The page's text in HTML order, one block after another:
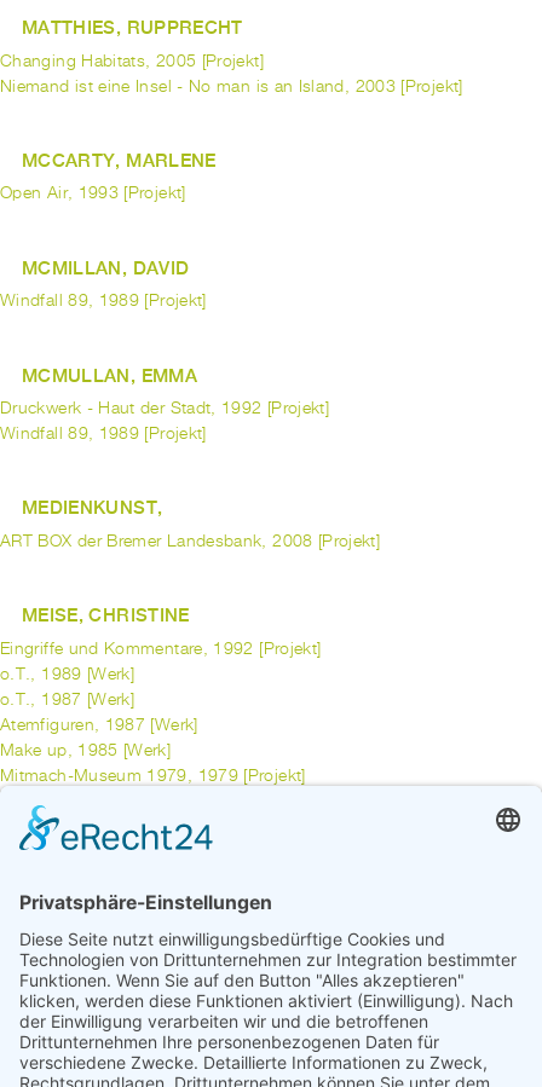
MATTHIES, RUPPRECHT
Changing Habitats, 2005 [Projekt]
Niemand ist eine Insel - No man is an Island, 2003 [Projekt]
MCCARTY, MARLENE
Open Air, 1993 [Projekt]
MCMILLAN, DAVID
Windfall 89, 1989 [Projekt]
MCMULLAN, EMMA
Druckwerk - Haut der Stadt, 1992 [Projekt]
Windfall 89, 1989 [Projekt]
MEDIENKUNST,
ART BOX der Bremer Landesbank, 2008 [Projekt]
MEISE, CHRISTINE
Eingriffe und Kommentare, 1992 [Projekt]
o.T., 1989 [Werk]
o.T., 1987 [Werk]
Atemfiguren, 1987 [Werk]
Make up, 1985 [Werk]
Mitmach-Museum 1979, 1979 [Projekt]
Mitmach-Museum 1977, 1977 [Projekt]
Kontraste, 1991 [Projekt]
vorherige
1
...
5
6
7